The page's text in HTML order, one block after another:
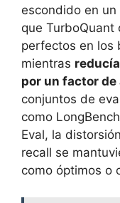
escondido en
que
perfectos en los
mientras
por un factor de
conjuntos de
como
Eval, la
recall se
como óptimos o